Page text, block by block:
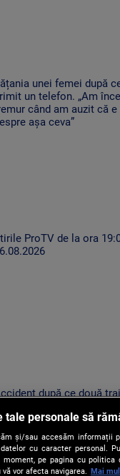
unei femei după
un telefon. „Am
când am auzit că e
așa ceva”
ProTV de la ora
după ce două
TIR condus de un
le-a lovit
tale personale să
și/sau accesăm informații
cu caracter personal.
pe pagina cu politica
vor afecta navigarea.
Mai